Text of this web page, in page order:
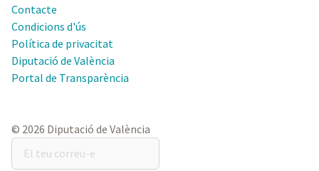
Contacte
Condicions d'ús
Política de privacitat
Diputació de València
Portal de Transparència
© 2026 Diputació de València
El
teu